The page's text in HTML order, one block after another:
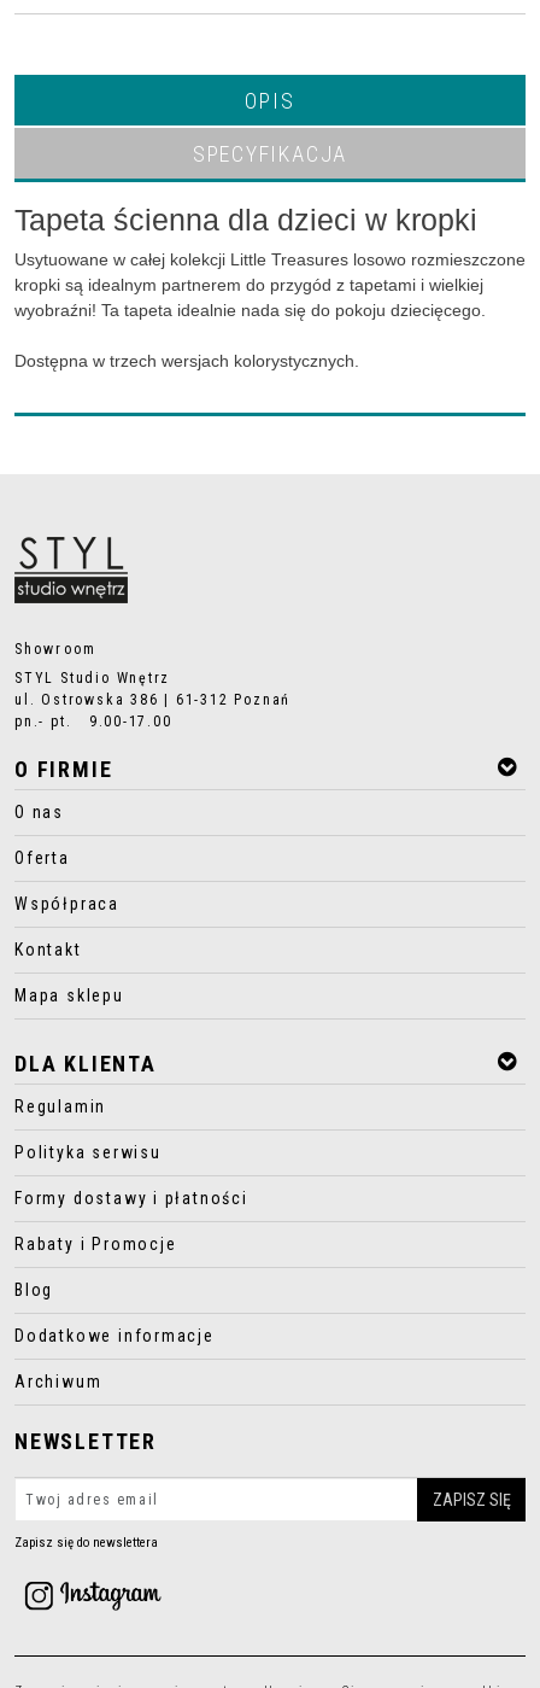
OPIS
SPECYFIKACJA
Tapeta ścienna dla dzieci w kropki
Usytuowane w całej kolekcji Little Treasures losowo rozmieszczone
kropki są idealnym partnerem do przygód z tapetami i wielkiej
wyobraźni! Ta tapeta idealnie nada się do pokoju dziecięcego.
Dostępna w trzech wersjach kolorystycznych.
Showroom
STYL Studio Wnętrz
ul. Ostrowska 386 | 61-312 Poznań
pn.- pt. 9.00-17.00
O FIRMIE
O nas
Oferta
Współpraca
Kontakt
Mapa sklepu
DLA KLIENTA
Regulamin
Polityka serwisu
Formy dostawy i płatności
Rabaty i Promocje
Blog
Dodatkowe informacje
Archiwum
NEWSLETTER
Zapisz się do newslettera